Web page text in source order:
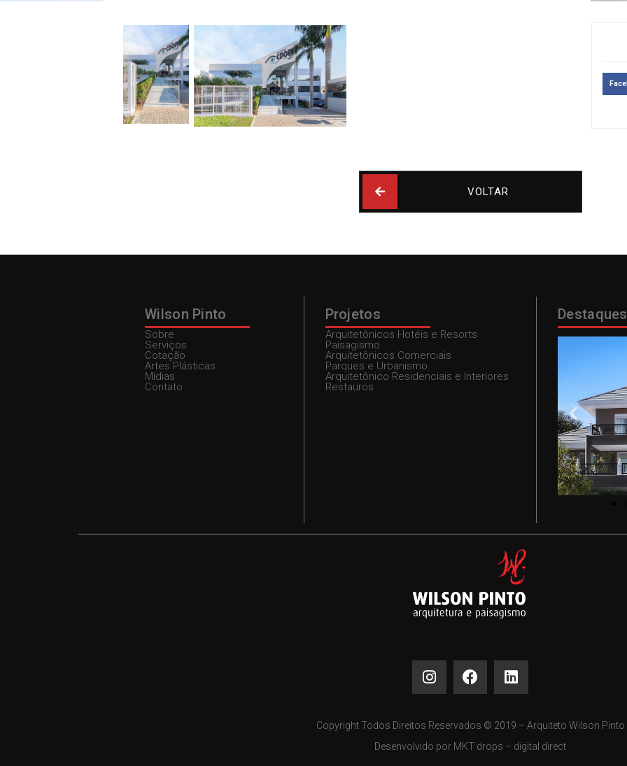
VOLTAR
Wilson Pinto
Sobre
Serviços
Cotação
Artes Plásticas
Mídias
Contato
Projetos
Arquitetônicos Hotéis e Resorts
Paisagismo
Arquitetônicos Comerciais
Parques e Urbanismo
Arquitetônico Residenciais e Interiores
Restauros
Destaques
Copyright Todos Direitos Reservados © 2019 – Arquiteto Wilson Pinto
Desenvolvido por MKT drops – digital direct